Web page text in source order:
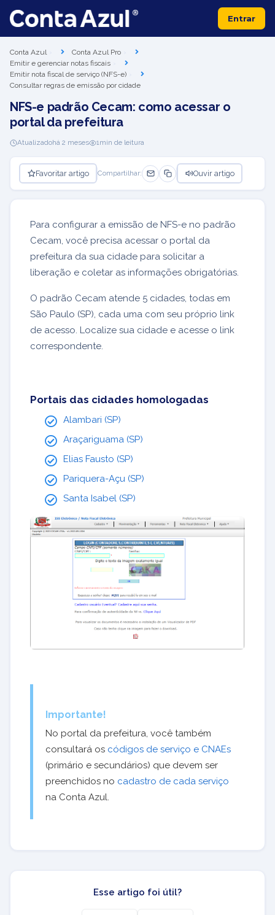
Entrar
Conta Azul
Conta Azul Pro
Emitir e gerenciar notas fiscais
Emitir nota fiscal de serviço (NFS-e)
Consultar regras de emissão por cidade
NFS-e padrão Cecam: como acessar o
portal da prefeitura
Atualizadohá 2 meses 1min de leitura
Favoritar artigo Compartilhar: Ouvir artigo
Para configurar a emissão de NFS-e no padrão
Cecam, você precisa acessar o portal da
prefeitura da sua cidade para solicitar a
liberação e coletar as informações obrigatórias.
O padrão Cecam atende 5 cidades, todas em
São Paulo (SP), cada uma com seu próprio link
de acesso. Localize sua cidade e acesse o link
correspondente.
Portais das cidades homologadas
Alambari (SP)
Araçariguama (SP)
Elias Fausto (SP)
Pariquera-Açu (SP)
Santa Isabel (SP)
Importante!
No portal da prefeitura, você também
consultará os códigos de serviço e CNAEs
(primário e secundários) que devem ser
preenchidos no cadastro de cada serviço
na Conta Azul.
Esse artigo foi útil?